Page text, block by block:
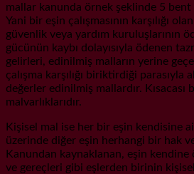
mallar kanunda örnek şeklinde 5 bent
Yani bir eşin çalışmasının karşılığı
güvenlik veya yardım kuruluşlarının
gücünün kaybı dolayısıyla ödenen
gelirleri, edinilmiş malların yerine
çalışma karşılığı biriktirdiği parasıyla
değerler edinilmiş mallardır. Kısacası
malvarlıklarıdır.
Kişisel mal ise her bir eşin kendisine
üzerinde diğer eşin herhangi bir hak
Kanundan kaynaklanan, eşin kendine
ve gereçleri gibi eşlerden birinin